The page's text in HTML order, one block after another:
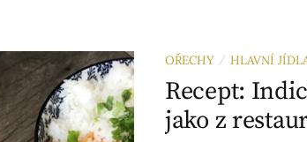
OŘECHY / HLAVNÍ
Recept:
jako z